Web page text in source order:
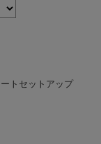
トセットアップ